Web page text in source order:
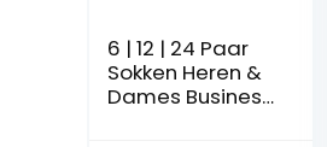
6 | 12 | 24 Paar
Sokken Heren &
Dames Business